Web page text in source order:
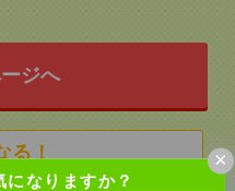
になりますか？
×
ジへ
る！